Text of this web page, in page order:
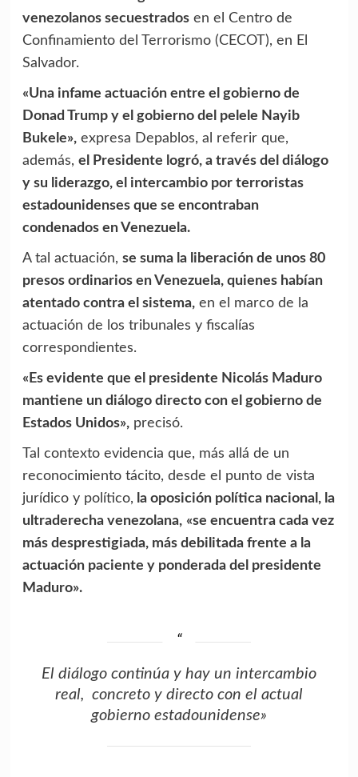
venezolanos secuestradosen el Centro de
Confinamiento del Terrorismo (CECOT), en El
Salvador.
«Una infame actuación entre el gobierno de
Donad Trump y el gobierno del pelele Nayib
Bukele»,expresa Depablos, al referir que,
además, el Presidente logró, a través del diálogo
y su liderazgo, el intercambio por terroristas
estadounidenses que se encontraban
condenados en Venezuela.
A tal actuación, se suma la liberación de unos 80
presos ordinarios en Venezuela, quienes habían
atentado contra el sistema,en el marco de la
actuación de los tribunales y fiscalías
correspondientes.
«Es evidente que el presidente Nicolás Maduro
mantiene un diálogo directo con el gobierno de
Estados Unidos»,precisó.
Tal contexto evidencia que, más allá de un
reconocimiento tácito, desde el punto de vista
jurídico y político, la oposición política nacional, la
ultraderecha venezolana, «se encuentra cada vez
más desprestigiada, más debilitada frente a la
actuación paciente y ponderada del presidente
Maduro».
El diálogo continúa y hay un intercambio
real, concreto y directo con el actual
gobierno estadounidense»